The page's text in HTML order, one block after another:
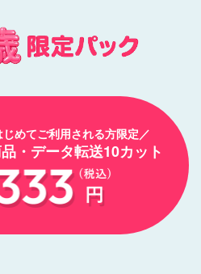
めてご利用される方限定／
・データ転送10カット